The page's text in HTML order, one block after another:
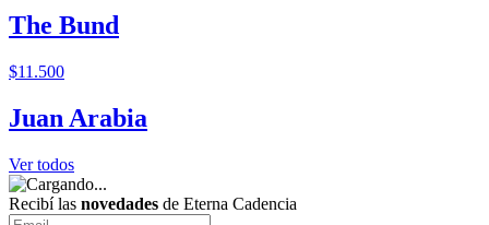
The Bund
$11.500
Juan Arabia
Ver todos
Recibí las novedades de Eterna Cadencia